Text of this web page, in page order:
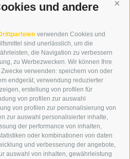
und andere
verwenden Cookies und
sind unerlässlich, um die
die Navigation zu verbessern
zu Werbezwecken. Wir können Ihre
verwenden: speichern von oder
endgerät, verwendung reduzierter
erstellung von profilen für
von profilen zur auswahl
von profilen zur personalisierung von
zur auswahl personalisierter inhalte,
der performance von inhalten,
oder kombinationen von daten
und verbesserung der angebote,
auswahl von inhalten, gewährleistung